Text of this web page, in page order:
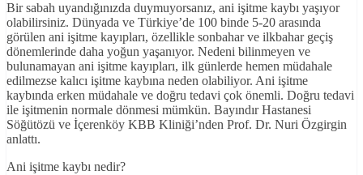
Bir sabah uyandığınızda duymuyorsanız, ani işitme kaybı yaşıyor
olabilirsiniz. Dünyada ve Türkiye’de 100 binde 5-20 arasında
görülen ani işitme kayıpları, özellikle sonbahar ve ilkbahar geçiş
dönemlerinde daha yoğun yaşanıyor. Nedeni bilinmeyen ve
bulunamayan ani işitme kayıpları, ilk günlerde hemen müdahale
edilmezse kalıcı işitme kaybına neden olabiliyor. Ani işitme
kaybında erken müdahale ve doğru tedavi çok önemli. Doğru tedavi
ile işitmenin normale dönmesi mümkün. Bayındır Hastanesi
Söğütözü ve İçerenköy KBB Kliniği’nden Prof. Dr. Nuri Özgirgin
anlattı.
Ani işitme kaybı nedir?